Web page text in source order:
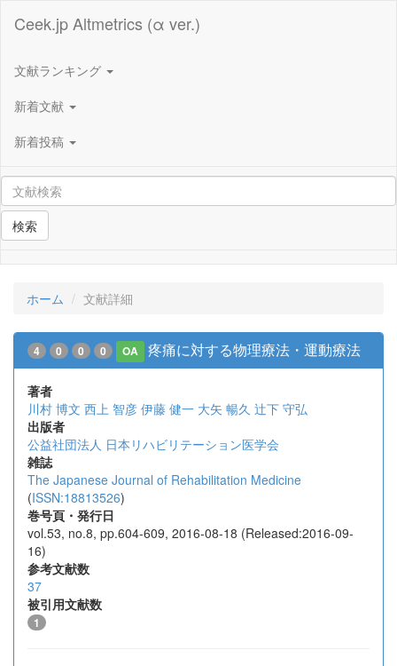
Ceek.jp Altmetrics (α ver.)
文献ランキング
新着文献
新着投稿
検索
ホーム 文献詳細
4 0 0 0 OA 疼痛に対する物理療法・運動療法
著者
川村 博文 西上 智彦 伊藤 健一 大矢 暢久 辻下 守弘
出版者
公益社団法人 日本リハビリテーション医学会
雑誌
The Japanese Journal of Rehabilitation Medicine
(ISSN:18813526)
巻号頁・発行日
vol.53, no.8, pp.604-609, 2016-08-18 (Released:2016-09-
16)
参考文献数
37
被引用文献数
1